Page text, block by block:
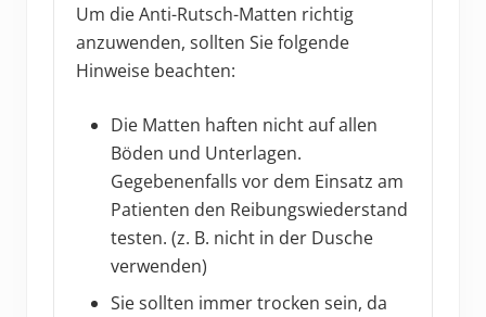
Um die Anti-Rutsch-Matten richtig
anzuwenden, sollten Sie folgende
Hinweise beachten:
Die Matten haften nicht auf allen
Böden und Unterlagen.
Gegebenenfalls vor dem Einsatz am
Patienten den Reibungswiederstand
testen. (z. B. nicht in der Dusche
verwenden)
Sie sollten immer trocken sein, da